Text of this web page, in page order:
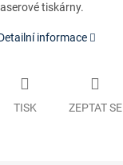
laserové tiskárny.
informace
TISK ZEPTAT SE